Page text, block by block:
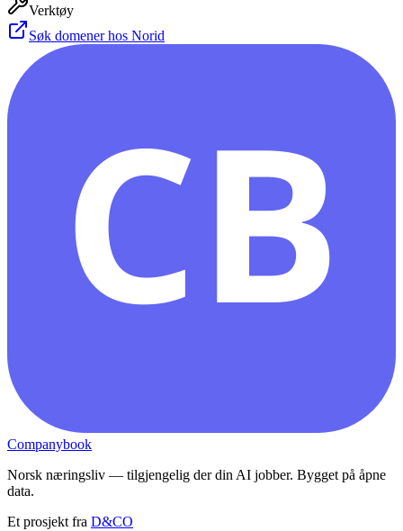
Verktøy
Søk domener hos Norid
CB
Companybook
Norsk næringsliv — tilgjengelig der din AI jobber. Bygget på åpne
data.
Et prosjekt fra D&CO